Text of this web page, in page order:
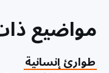
مواضيع
طوارئ إنسانية